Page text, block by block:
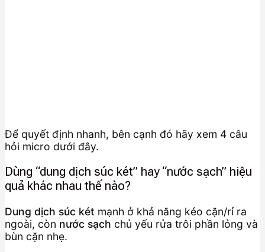
Để quyết định nhanh, bên cạnh đó hãy xem 4 câu
hỏi micro dưới đây.
Dùng “dung dịch súc két” hay “nước sạch” hiệu
quả khác nhau thế nào?
Dung dịch súc két mạnh ở khả năng kéo cặn/rỉ ra
ngoài, còn nước sạch chủ yếu rửa trôi phần lỏng và
bùn cặn nhẹ.